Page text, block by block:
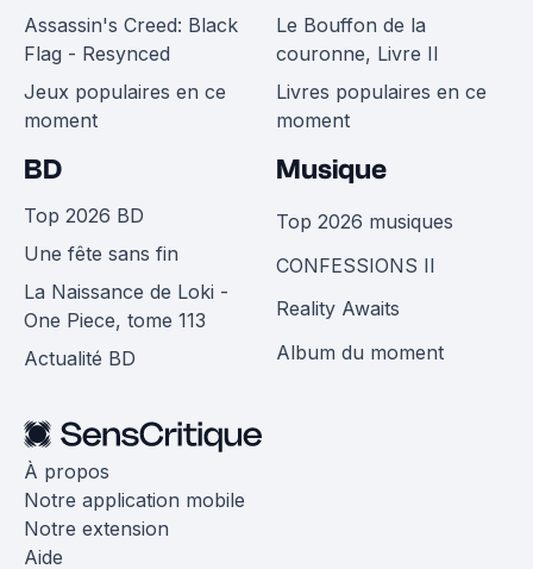
Assassin's Creed: Black
Flag - Resynced
Jeux populaires en ce
moment
Le Bouffon de la
couronne, Livre II
Livres populaires en ce
moment
BD
Top 2026 BD
Une fête sans fin
La Naissance de Loki -
One Piece, tome 113
Actualité BD
Musique
Top 2026 musiques
CONFESSIONS II
Reality Awaits
Album du moment
À propos
Notre application mobile
Notre extension
Aide